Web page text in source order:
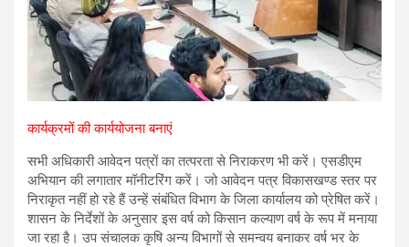
कार्यक्रमों की कार्ययोजना बनाएं
सभी अधिकारी आवेदन पत्रों का तत्परता से निराकरण भी करें। एसडीएम
अभियान की लगातार मॉनीटरिंग करें। जो आवेदन पत्र विकासखण्ड स्तर पर
निराकृत नहीं हो रहे हैं उन्हें संबंधित विभाग के जिला कार्यालय को प्रेषित करें।
शासन के निर्देशों के अनुसार इस वर्ष को किसान कल्याण वर्ष के रूप में मनाया
जा रहा है। उप संचालक कृषि अन्य विभागों से समन्वय बनाकर वर्ष भर के